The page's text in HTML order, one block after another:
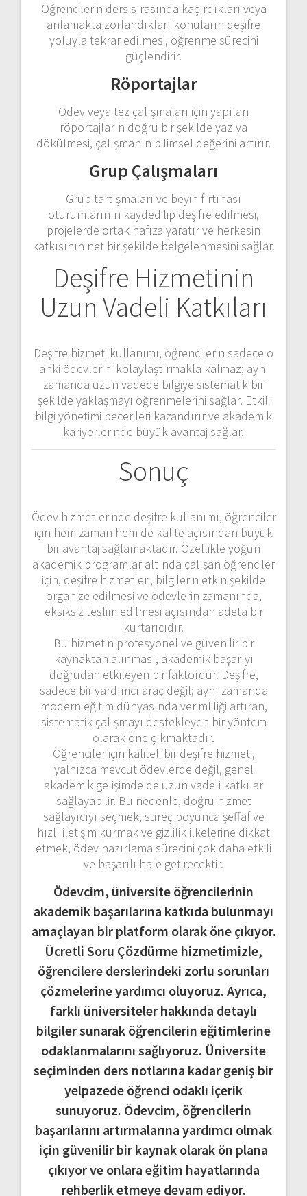
Öğrencilerin ders sırasında kaçırdıkları veya
anlamakta zorlandıkları konuların deşifre
yoluyla tekrar edilmesi, öğrenme sürecini
güçlendirir.
Röportajlar
Ödev veya tez çalışmaları için yapılan
röportajların doğru bir şekilde yazıya
dökülmesi, çalışmanın bilimsel değerini artırır.
Grup Çalışmaları
Grup tartışmaları ve beyin fırtınası
oturumlarının kaydedilip deşifre edilmesi,
projelerde ortak hafıza yaratır ve herkesin
katkısının net bir şekilde belgelenmesini sağlar.
Deşifre Hizmetinin
Uzun Vadeli Katkıları
Deşifre hizmeti kullanımı, öğrencilerin sadece o
anki ödevlerini kolaylaştırmakla kalmaz; aynı
zamanda uzun vadede bilgiye sistematik bir
şekilde yaklaşmayı öğrenmelerini sağlar. Etkili
bilgi yönetimi becerileri kazandırır ve akademik
kariyerlerinde büyük avantaj sağlar.
Sonuç
Ödev hizmetlerinde deşifre kullanımı, öğrenciler
için hem zaman hem de kalite açısından büyük
bir avantaj sağlamaktadır. Özellikle yoğun
akademik programlar altında çalışan öğrenciler
için, deşifre hizmetleri, bilgilerin etkin şekilde
organize edilmesi ve ödevlerin zamanında,
eksiksiz teslim edilmesi açısından adeta bir
kurtarıcıdır.
Bu hizmetin profesyonel ve güvenilir bir
kaynaktan alınması, akademik başarıyı
doğrudan etkileyen bir faktördür. Deşifre,
sadece bir yardımcı araç değil; aynı zamanda
modern eğitim dünyasında verimliliği artıran,
sistematik çalışmayı destekleyen bir yöntem
olarak öne çıkmaktadır.
Öğrenciler için kaliteli bir deşifre hizmeti,
yalnızca mevcut ödevlerde değil, genel
akademik gelişimde de uzun vadeli katkılar
sağlayabilir. Bu nedenle, doğru hizmet
sağlayıcıyı seçmek, süreç boyunca şeffaf ve
hızlı iletişim kurmak ve gizlilik ilkelerine dikkat
etmek, ödev hazırlama sürecini çok daha etkili
ve başarılı hale getirecektir.
Ödevcim, üniversite öğrencilerinin
akademik başarılarına katkıda bulunmayı
amaçlayan bir platform olarak öne çıkıyor.
Ücretli Soru Çözdürme hizmetimizle,
öğrencilere derslerindeki zorlu sorunları
çözmelerine yardımcı oluyoruz. Ayrıca,
farklı üniversiteler hakkında detaylı
bilgiler sunarak öğrencilerin eğitimlerine
odaklanmalarını sağlıyoruz. Üniversite
seçiminden ders notlarına kadar geniş bir
yelpazede öğrenci odaklı içerik
sunuyoruz. Ödevcim, öğrencilerin
başarılarını artırmalarına yardımcı olmak
için güvenilir bir kaynak olarak ön plana
çıkıyor ve onlara eğitim hayatlarında
rehberlik etmeye devam ediyor.